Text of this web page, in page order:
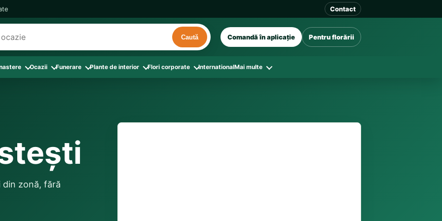
Contact
Caută Comandă în aplicație Pentru florării
interior
rosii
Mama
Prieteni
Ocazii
Flori nou-nascut si botez
Flori pentru aniversari
Flori Pur si simplu
Onomastica
Funerare
Buchete funerare
Flori de Luminatie
Jerbe funerare
Plante de interior
flori
Flori corporate
si Colegi
InternationalMai multe
Flori de Florii
Flori de Paste
Flori de primavara
zonă, fără